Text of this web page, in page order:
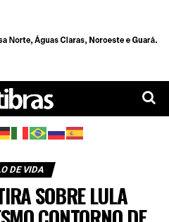
DE VIDA
SOBRE LULA